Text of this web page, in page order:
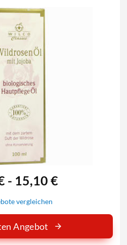
- 15,10 €
vergleichen
Angebot